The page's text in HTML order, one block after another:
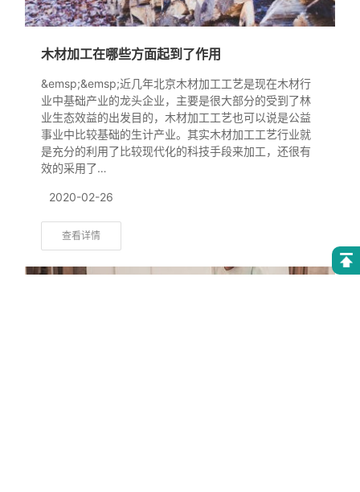
木材加工在哪些方面起到了作用
&emsp;&emsp;近几年北京木材加工工艺是现在木材行
业中基础产业的龙头企业，主要是很大部分的受到了林
业生态效益的出发目的，木材加工工艺也可以说是公益
事业中比较基础的生计产业。其实木材加工工艺行业就
是充分的利用了比较现代化的科技手段来加工，还很有
效的采用了…
2020-02-26
查看详情